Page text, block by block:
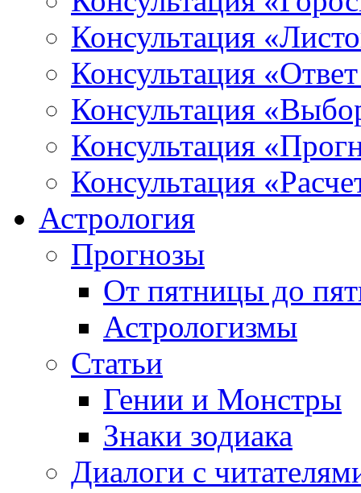
Консультация
Консультация
Консультация
Консультация
Консультация
Астрология
Прогнозы
От пятницы до
Астрологизмы
Статьи
Гении и Монстры
Знаки зодиака
Диалоги с